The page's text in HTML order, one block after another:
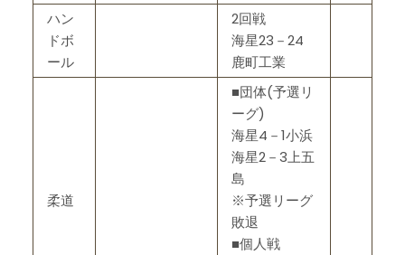
ハン
ドボ
ール
2回戦
海星23－24
鹿町工業
柔道
■団体(予選リ
ーグ)
海星4－1小浜
海星2－3上五
島
※予選リーグ
敗退
■個人戦